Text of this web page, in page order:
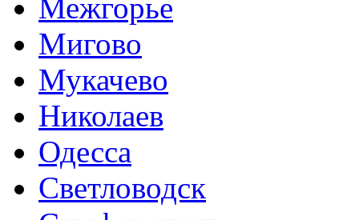
Межгорье
Мигово
Мукачево
Николаев
Одесса
Светловодск